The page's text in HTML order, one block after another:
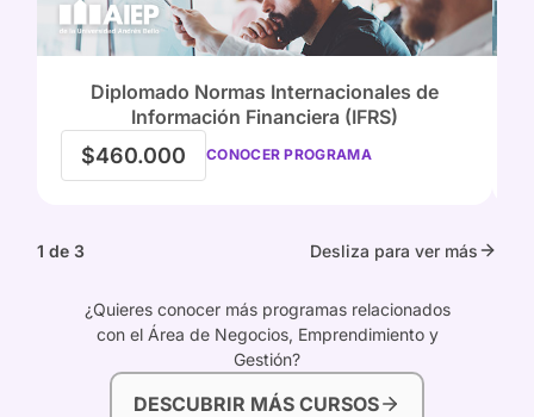
Diplomado Normas Internacionales de
Información Financiera (IFRS)
$460.000 CONOCER PROGRAMA
1 de 3 Desliza para ver más
¿Quieres conocer más programas relacionados
con el Área de Negocios, Emprendimiento y
Gestión?
DESCUBRIR MÁS CURSOS